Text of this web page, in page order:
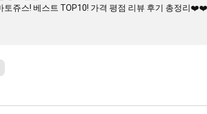
쥬스! 베스트 TOP10! 가격 평점 리뷰 후기 총정리